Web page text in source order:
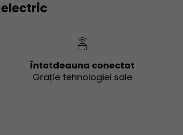
Întotdeauna conectat
Grație tehnologiei sale